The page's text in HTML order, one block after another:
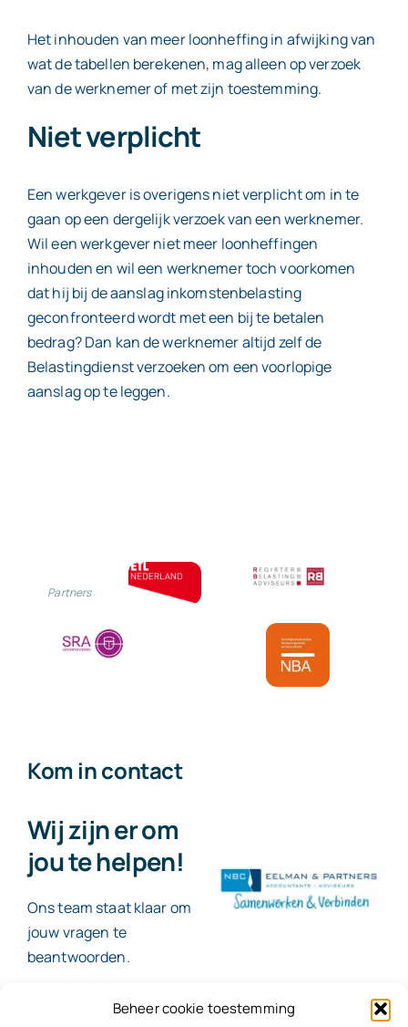
Beheer cookie toestemming
Het inhouden van meer loonheffing in afwijking van
wat de tabellen berekenen, mag alleen op verzoek
van de werknemer of met zijn toestemming.
Niet verplicht
Een werkgever is overigens niet verplicht om in te
gaan op een dergelijk verzoek van een werknemer.
Wil een werkgever niet meer loonheffingen
inhouden en wil een werknemer toch voorkomen
dat hij bij de aanslag inkomstenbelasting
geconfronteerd wordt met een bij te betalen
bedrag? Dan kan de werknemer altijd zelf de
Belastingdienst verzoeken om een voorlopige
aanslag op te leggen.
Partners
Kom in contact
Wij zijn er om
jou te helpen!
Ons team staat klaar om
jouw vragen te
beantwoorden.
Contact